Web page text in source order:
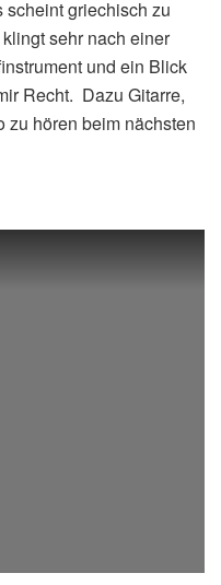
scheint griechisch zu
sehr nach einer
und ein Blick
Recht. Dazu Gitarre,
zu hören beim nächsten